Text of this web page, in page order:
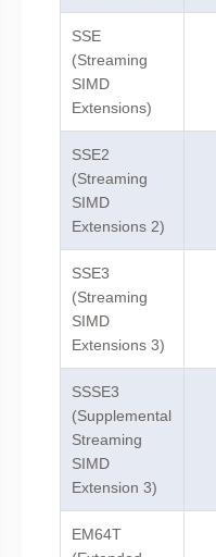
SSE
(Streaming
SIMD
Extensions)
SSE2
(Streaming
SIMD
Extensions 2)
SSE3
(Streaming
SIMD
Extensions 3)
SSSE3
(Supplemental
Streaming
SIMD
Extension 3)
EM64T